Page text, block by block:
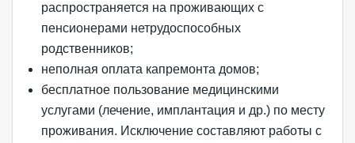
распространяется на проживающих с
пенсионерами нетрудоспособных
родственников;
неполная оплата капремонта домов;
бесплатное пользование медицинскими
услугами (лечение, имплантация и др.) по месту
проживания. Исключение составляют работы с